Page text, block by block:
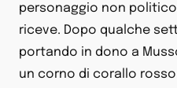
personaggio non
riceve. Dopo qualche
portando in dono a
un corno di corallo